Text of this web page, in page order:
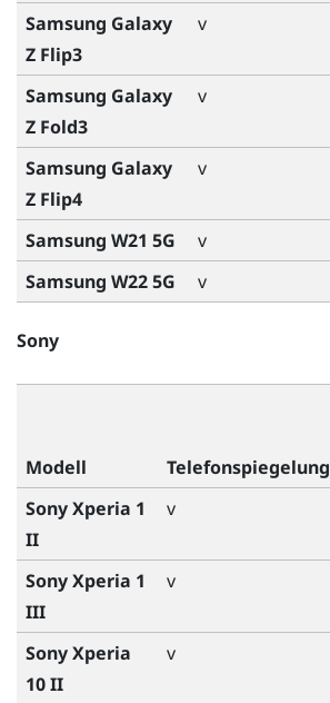
Samsung Galaxy
Z Flip3
v
Samsung Galaxy
Z Fold3
v
Samsung Galaxy
Z Flip4
v
Samsung W21 5G v
Samsung W22 5G
v
Sony
Modell Telefonspiegelung
Sony Xperia 1
II
v
Sony Xperia 1
III
v
Sony Xperia
10 II
v